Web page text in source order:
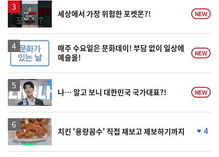
영
세상에서 가장 위험한 포켓몬?! NEW
매주 수요일은 문화데이! 부담 없이 일상에
예술을!
NEW
영
상
나… 알고 보니 대한민국 국가대표?! NEW
치킨 '용량꼼수' 직접 재보고 제보하기까지 4